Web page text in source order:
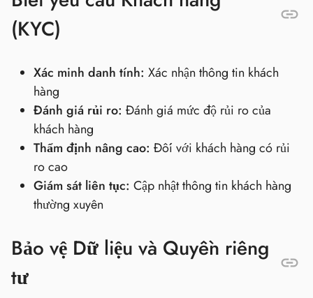
(KYC)
Xác minh danh tính: Xác nhận thông tin khách
hàng
Đánh giá rủi ro: Đánh giá mức độ rủi ro của
khách hàng
Thẩm định nâng cao: Đối với khách hàng có rủi
ro cao
Giám sát liên tục: Cập nhật thông tin khách hàng
thường xuyên
Bảo vệ Dữ liệu và Quyền riêng
tư